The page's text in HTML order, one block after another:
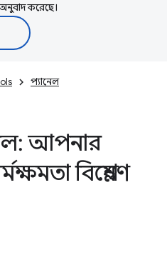
করেছে।
প্যানেল
আপনার
বিশ্লেষণ